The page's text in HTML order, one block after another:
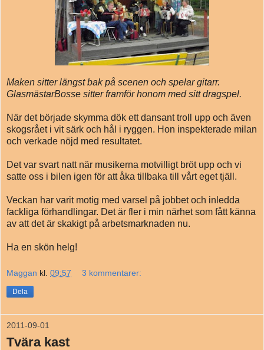
Maken sitter längst bak på scenen och spelar gitarr.
GlasmästarBosse sitter framför honom med sitt dragspel.
När det började skymma dök ett dansant troll upp och även
skogsrået i vit särk och hål i ryggen. Hon inspekterade milan
och verkade nöjd med resultatet.
Det var svart natt när musikerna motvilligt bröt upp och vi
satte oss i bilen igen för att åka tillbaka till vårt eget tjäll.
Veckan har varit motig med varsel på jobbet och inledda
fackliga förhandlingar. Det är fler i min närhet som fått känna
av att det är skakigt på arbetsmarknaden nu.
Ha en skön helg!
Maggan kl. 09:57 3 kommentarer:
Dela
2011-09-01
Tvära kast